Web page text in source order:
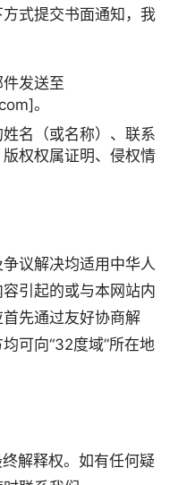
式提交书面通知，我
发送至
。
名（或名称）、联系
权权属证明、侵权情
议解决均适用中华人
引起的或与本网站内
先通过友好协商解
可向“32度域”所在地
解释权。如有任何疑